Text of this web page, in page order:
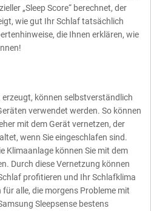
„Sleep Score“ berechnet, der
wie gut Ihr Schlaf tatsächlich
die Ihnen erklären, wie
erzeugt, können selbstverständlich
verwendet werden. So können
mit dem Gerät vernetzen, der
wenn Sie eingeschlafen sind.
Klimaanlage können Sie mit dem
Durch diese Vernetzung können
profitieren und Ihr Schlafklima
alle, die morgens Probleme mit
Sleepsense bestens